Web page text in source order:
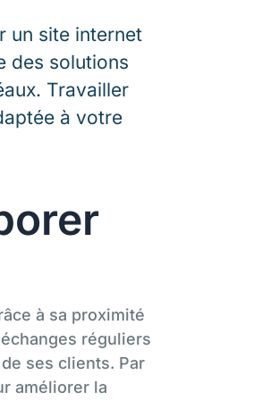
un site internet
des solutions
Travailler
à votre
à sa proximité
réguliers
ses clients. Par
améliorer la